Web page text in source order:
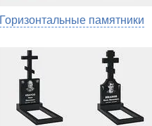
Горизонтальные памятники